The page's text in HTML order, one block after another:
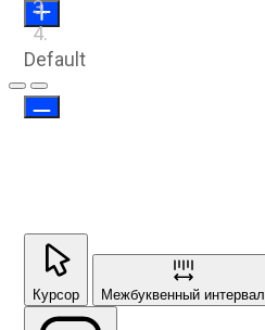
Предыдущий слайд
Следующий слайд
Default
Курсор Межбуквенный интервал